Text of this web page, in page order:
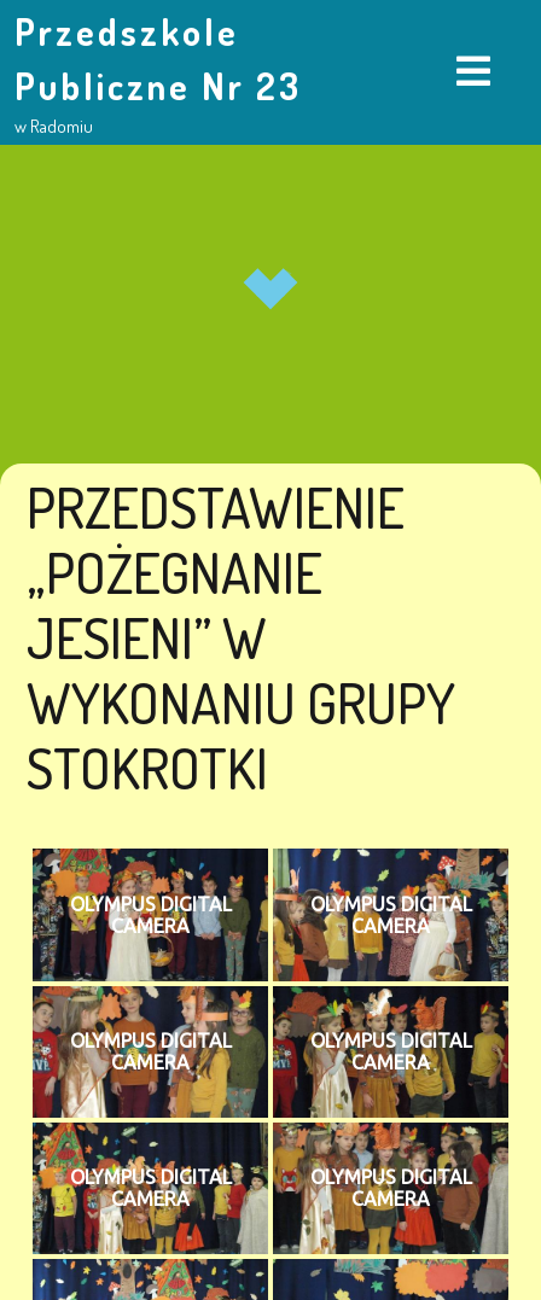
Przedszkole
Publiczne Nr 23
w Radomiu
PRZEDSTAWIENIE
„POŻEGNANIE
JESIENI” W
WYKONANIU GRUPY
STOKROTKI
OLYMPUS DIGITAL
CAMERA
OLYMPUS DIGITAL
CAMERA
OLYMPUS DIGITAL
CAMERA
OLYMPUS DIGITAL
CAMERA
OLYMPUS DIGITAL
CAMERA
OLYMPUS DIGITAL
CAMERA